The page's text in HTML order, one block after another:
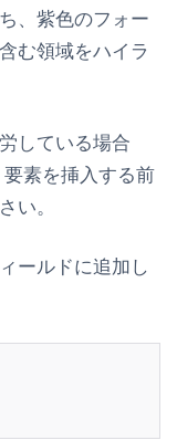
、紫色のフォー
む領域をハイラ
している場合
素を挿入する前
い。
ールドに追加し